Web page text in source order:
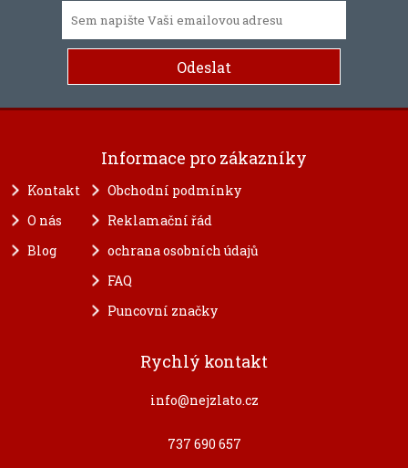
Informace pro zákazníky
Kontakt
O nás
Blog
Obchodní podmínky
Reklamační řád
ochrana osobních údajů
FAQ
Puncovní značky
Rychlý kontakt
info@nejzlato.cz
737 690 657